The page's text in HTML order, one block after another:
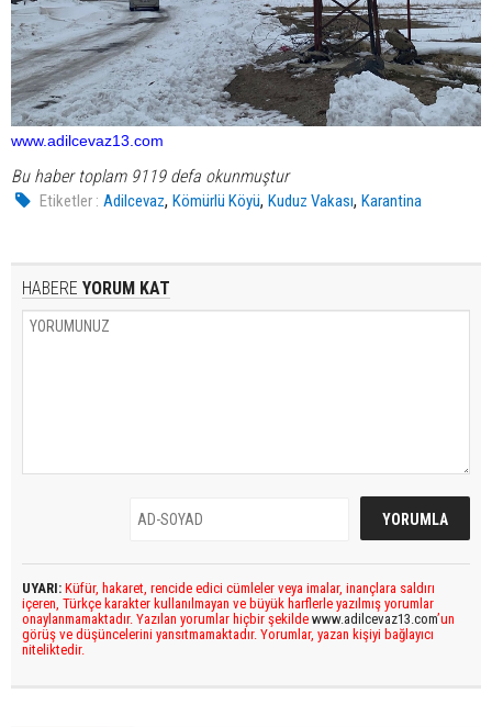
www.adilcevaz13.com
Bu haber toplam 9119 defa okunmuştur
Etiketler : Adilcevaz,Kömürlü Köyü,Kuduz Vakası,Karantina
HABERE YORUM KAT
UYARI: Küfür, hakaret, rencide edici cümleler veya imalar, inançlara saldırı
içeren, Türkçe karakter kullanılmayan ve büyük harflerle yazılmış yorumlar
onaylanmamaktadır. Yazılan yorumlar hiçbir şekilde www.adilcevaz13.com’un
görüş ve düşüncelerini yansıtmamaktadır. Yorumlar, yazan kişiyi bağlayıcı
niteliktedir.